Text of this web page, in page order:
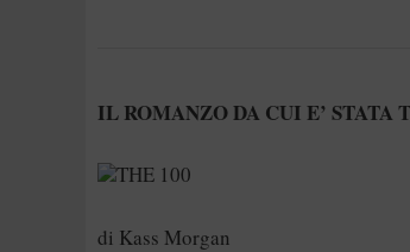
IL ROMANZO DA CUI E’ STATA
THE 100
di Kass Morgan